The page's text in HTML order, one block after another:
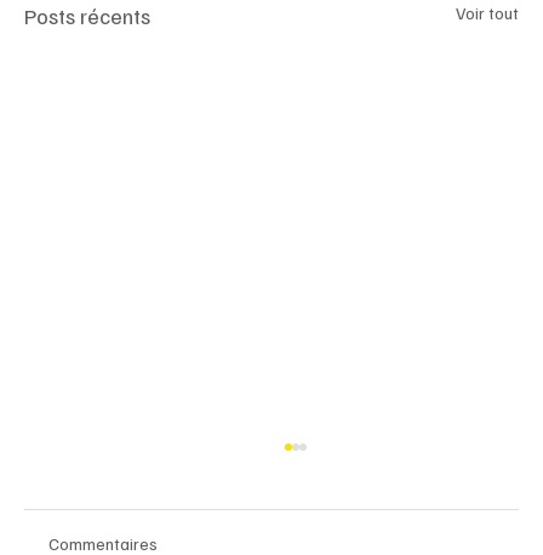
Posts récents Voir tout
Commentaires